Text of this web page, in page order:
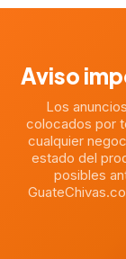
Aviso
Los
colocados por
cualquier
estado del
posibles